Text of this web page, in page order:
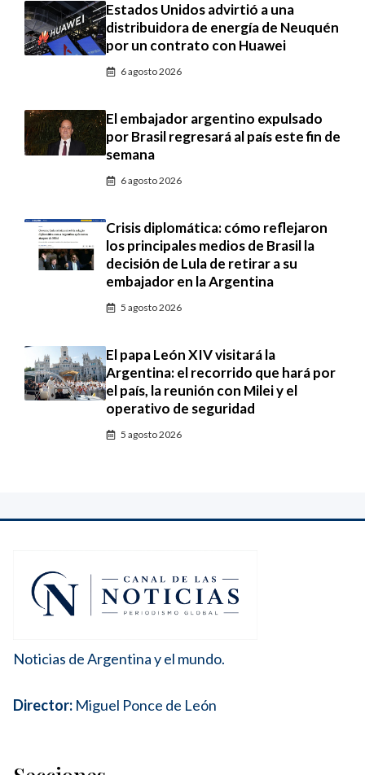
Estados Unidos advirtió a una
distribuidora de energía de Neuquén
por un contrato con Huawei
6 agosto 2026
El embajador argentino expulsado
por Brasil regresará al país este fin de
semana
6 agosto 2026
Crisis diplomática: cómo reflejaron
los principales medios de Brasil la
decisión de Lula de retirar a su
embajador en la Argentina
5 agosto 2026
El papa León XIV visitará la
Argentina: el recorrido que hará por
el país, la reunión con Milei y el
operativo de seguridad
5 agosto 2026
Noticias de Argentina y el mundo.
Director: Miguel Ponce de León